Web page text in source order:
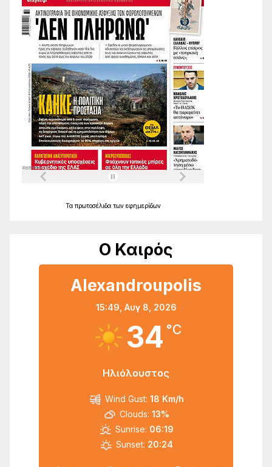
Τα πρωτοσέλιδα των εφημερίδων
Ο Καιρός
Alexandroupolis
15:49, Αυγ 8, 2026
34 °C
Ηλιόλουστος
Wind Gust: 18 Km/h
Clouds: 13%
Sunrise: 06:19
Sunset: 20:24